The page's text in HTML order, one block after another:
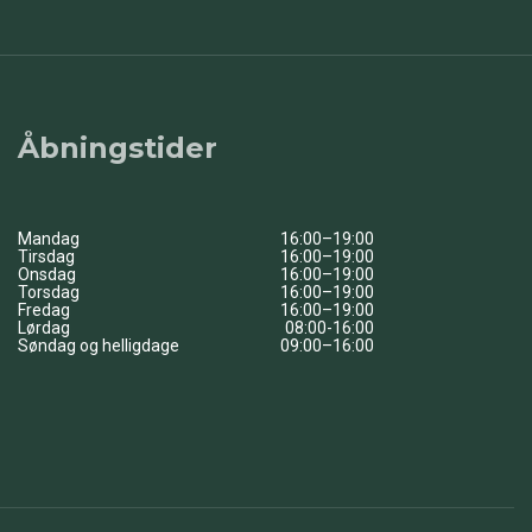
Åbningstider
Mandag
16:00–19:00
Tirsdag
16:00–19:00
Onsdag
16:00–19:00
Torsdag
16:00–19:00
Fredag
16:00–19:00
Lørdag
08:00-16:00
Søndag og helligdage
09:00–16:00